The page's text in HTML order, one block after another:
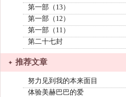
第一部（13）
第一部（12）
第一部（11）
第二十七封
推荐文章
努力见到我的本来面目
体验美赫巴巴的爱